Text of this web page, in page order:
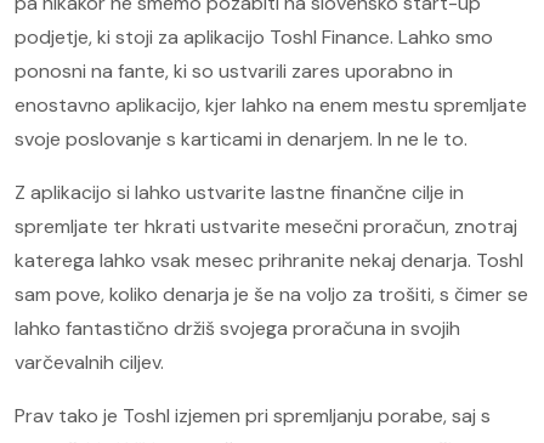
podjetje, ki stoji za aplikacijo Toshl Finance. Lahko smo
ponosni na fante, ki so ustvarili zares uporabno in
enostavno aplikacijo, kjer lahko na enem mestu spremljate
svoje poslovanje s karticami in denarjem. In ne le to.
Z aplikacijo si lahko ustvarite lastne finančne cilje in
spremljate ter hkrati ustvarite mesečni proračun, znotraj
katerega lahko vsak mesec prihranite nekaj denarja. Toshl
sam pove, koliko denarja je še na voljo za trošiti, s čimer se
lahko fantastično držiš svojega proračuna in svojih
varčevalnih ciljev.
Prav tako je Toshl izjemen pri spremljanju porabe, saj s